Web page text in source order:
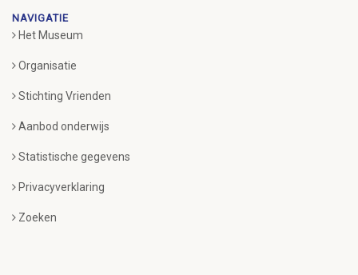
NAVIGATIE
Het Museum
Organisatie
Stichting Vrienden
Aanbod onderwijs
Statistische gegevens
Privacyverklaring
Zoeken